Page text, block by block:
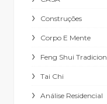
Construções
Corpo E Mente
Feng Shui
Tai Chi
Análise Residencial